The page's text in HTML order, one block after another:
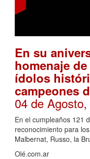
En su
homenaje
ídolos
campeones
04 de
En el cumpleaños 121
reconocimiento para
Malbernat, Russo, la
Olé.com.ar